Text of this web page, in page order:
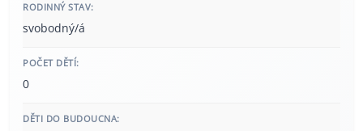
RODINNÝ STAV:
svobodný/á
POČET DĚTÍ:
0
DĚTI DO BUDOUCNA: